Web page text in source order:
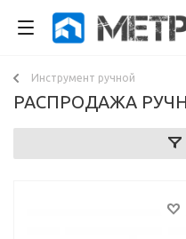
Инструмент ручной
РАСПРОДАЖА